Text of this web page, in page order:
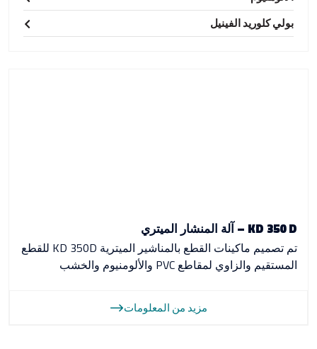
بولي كلوريد الفينيل
KD 350 D – آلة المنشار الميتري
تم تصميم ماكينات القطع بالمناشير الميترية KD 350D للقطع
المستقيم والزاوي لمقاطع PVC والألومنيوم والخشب
مزيد من المعلومات